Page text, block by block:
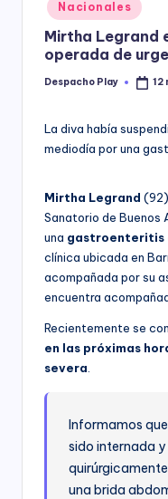
y
in
Nacionales
Mirtha Legrand
operada de
Posted
Despacho Play 12
La diva había
mediodía por una
Mirtha Legrand
Sanatorio de Buenos
una gastroenteritis
clínica ubicada en
acompañada por su
encuentra
Recientemente se
en las próximas
severa
Informamos
sido internada y
una brida